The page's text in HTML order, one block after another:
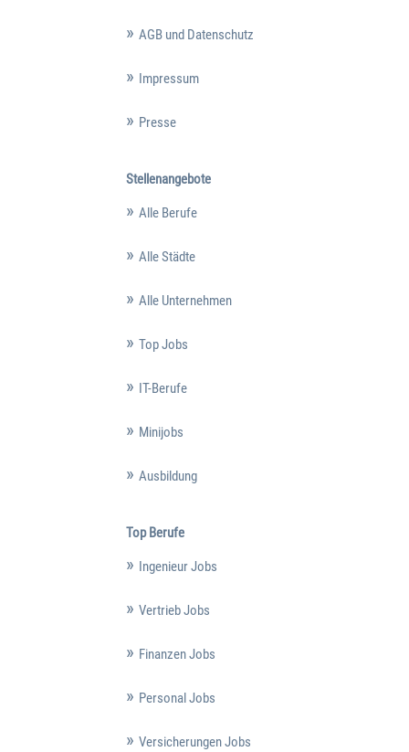
AGB und Datenschutz
Impressum
Presse
Stellenangebote
Alle Berufe
Alle Städte
Alle Unternehmen
Top Jobs
IT-Berufe
Minijobs
Ausbildung
Top Berufe
Ingenieur Jobs
Vertrieb Jobs
Finanzen Jobs
Personal Jobs
Versicherungen Jobs